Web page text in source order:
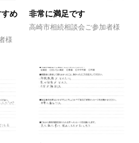
め
様
非常に満足です
高崎市相続相談会ご参加者様